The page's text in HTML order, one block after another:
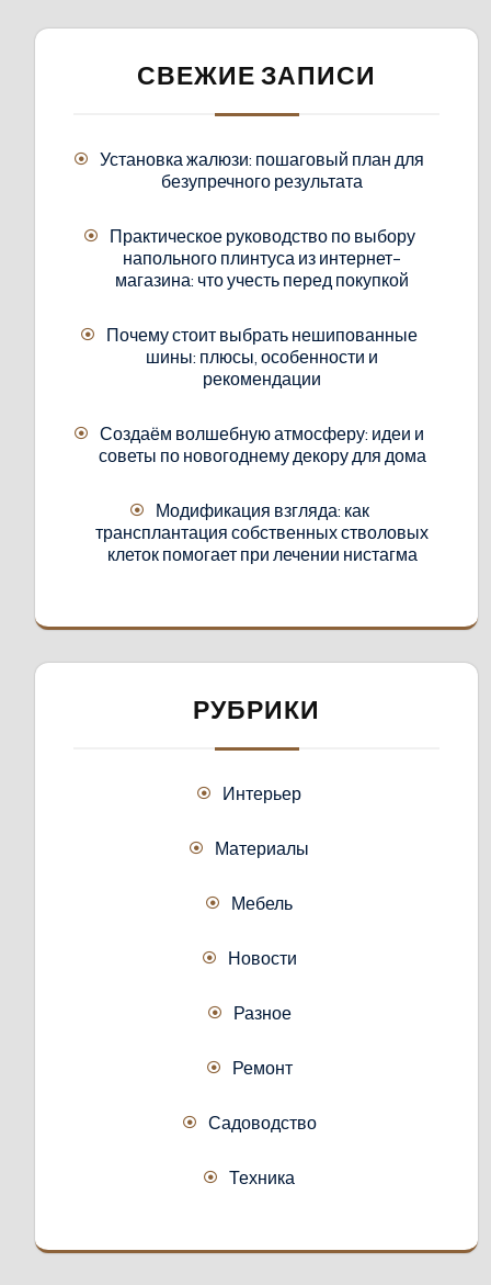
СВЕЖИЕ ЗАПИСИ
Установка жалюзи: пошаговый план для
безупречного результата
Практическое руководство по выбору
напольного плинтуса из интернет-
магазина: что учесть перед покупкой
Почему стоит выбрать нешипованные
шины: плюсы, особенности и
рекомендации
Создаём волшебную атмосферу: идеи и
советы по новогоднему декору для дома
Модификация взгляда: как
трансплантация собственных стволовых
клеток помогает при лечении нистагма
РУБРИКИ
Интерьер
Материалы
Мебель
Новости
Разное
Ремонт
Садоводство
Техника